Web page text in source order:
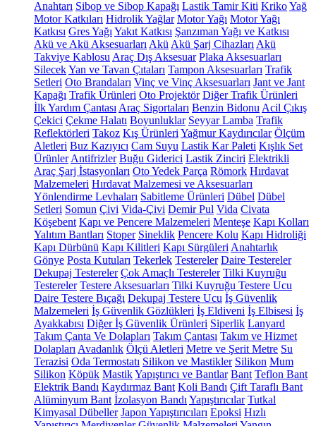
Anahtarı Sibop ve Sibop Kapağı Lastik Tamir Kiti KrikoYağ
Motor Katkıları Hidrolik Yağlar Motor Yağı Motor Yağı
Katkısı Gres Yağı Yakıt Katkısı Şanzıman Yağı ve Katkısı
Akü ve Akü Aksesuarları Akü Akü Şarj Cihazları Akü
Takviye Kablosu Araç Dış Aksesuar Plaka Aksesuarları
SilecekYan ve Tavan Çıtaları Tampon Aksesuarları Trafik
Setleri Oto Brandaları Vinç ve Vinç Aksesuarları Jant ve Jant
Kapağı Trafik Ürünleri Oto Projektör Diğer Trafik Ürünleri
İlk Yardım Çantası Araç Sigortaları Benzin Bidonu Acil Çıkış
Çekici Çekme Halatı Boyunluklar Seyyar Lamba Trafik
Reflektörleri Takoz Kış Ürünleri Yağmur Kaydırıcılar Ölçüm
Aletleri Buz Kazıyıcı Cam Suyu Lastik Kar Paleti Kışlık Set
Ürünler Antifrizler Buğu Giderici Lastik Zinciri Elektrikli
Araç Şarj İstasyonları Oto Yedek Parça Römork Hırdavat
Malzemeleri Hırdavat Malzemesi ve Aksesuarları
Yönlendirme Levhaları Sabitleme Ürünleri Dübel Dübel
Setleri Somun Çivi Vida-Çivi Demir Pul Vida Civata
Köşebent Kapı ve Pencere Malzemeleri Menteşe Kapı Kolları
Yalıtım Bantları Stoper Sineklik Pencere Kolu Kapı Hidroliği
Kapı Dürbünü Kapı Kilitleri Kapı Sürgüleri Anahtarlık
Gönye Posta Kutuları Tekerlek Testereler Daire Testereler
Dekupaj Testereler Çok Amaçlı Testereler Tilki Kuyruğu
Testereler Testere Aksesuarları Tilki Kuyruğu Testere Ucu
Daire Testere Bıçağı Dekupaj Testere Ucu İş Güvenlik
Malzemeleri İş Güvenlik Gözlükleri İş Eldiveni İş Elbisesi İş
Ayakkabısı Diğer İş Güvenlik Ürünleri Siperlik Lanyard
Takım Çanta Ve Dolapları Takım Çantası Takım ve Hizmet
Dolapları Avadanlık Ölçü Aletleri Metre ve Şerit Metre Su
Terazisi Oda Termostatı Silikon ve Mastikler Silikon Mum
Silikon Köpük MastikYapıştırıcı ve Bantlar Bant Teflon Bant
Elektrik Bandı Kaydırmaz Bant Koli Bandı Çift Taraflı Bant
Alüminyum Bant İzolasyon Bandı Yapıştırıcılar Tutkal
Kimyasal Dübeller Japon Yapıştırıcıları Epoksi Hızlı